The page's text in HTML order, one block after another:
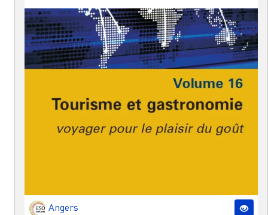
Angers